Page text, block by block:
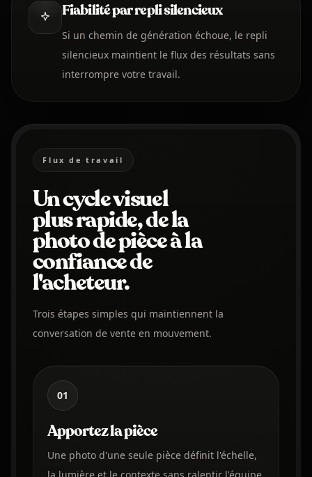
Fiabilité par repli silencieux
Si un chemin de génération échoue, le repli
silencieux maintient le flux des résultats sans
interrompre votre travail.
Flux de travail
Un cycle visuel
plus rapide, de la
photo de pièce à la
confiance de
l'acheteur.
Trois étapes simples qui maintiennent la
conversation de vente en mouvement.
01
Apportez la pièce
Une photo d'une seule pièce définit l'échelle,